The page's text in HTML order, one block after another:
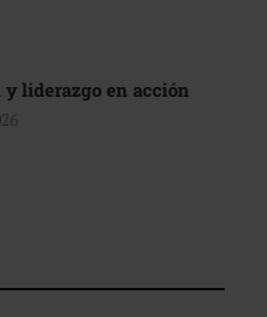
liderazgo en acción